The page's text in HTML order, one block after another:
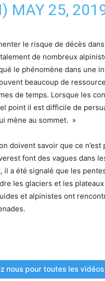
MAY 25,
le risque de décès
de nombreux
le phénomène dans une
beaucoup de
de temps. Lorsque les
point il est difficile de
mène au sommet. »
doivent savoir que ce
font des vagues dans
il a été signalé que les
les glaciers et les
et alpinistes ont
nous pour toutes les